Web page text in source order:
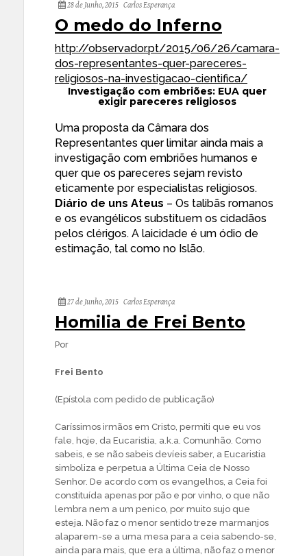
28 de Junho, 2015 Carlos Esperança
O medo do Inferno
http://observador.pt/2015/06/26/camara-
dos-representantes-quer-pareceres-
religiosos-na-investigacao-cientifica/
Investigação com embriões: EUA quer
exigir pareceres religiosos
Uma proposta da Câmara dos
Representantes quer limitar ainda mais a
investigação com embriões humanos e
quer que os pareceres sejam revisto
eticamente por especialistas religiosos.
Diário de uns Ateus – Os talibãs romanos
e os evangélicos substituem os cidadãos
pelos clérigos. A laicidade é um ódio de
estimação, tal como no Islão.
27 de Junho, 2015 Carlos Esperança
Homilia de Frei Bento
Por
Frei Bento
(Epístola com pedido de publicação)
Caríssimos irmãos em Cristo, permiti que eu vos
fale, hoje, da Eucaristia, a.k.a. Comunhão. Como
sabeis, e se não sabeis devíeis saber, a Eucaristia
simboliza e perpetua a Última Ceia de Nosso
Senhor. De acordo com os evangelhos, a Ceia foi
constituída apenas por pão e por vinho, o que não
lembra nem a um penico, por muito sujo que
esteja. Não faz o menor sentido treze marmanjos
alaparem-se a uma mesa para a ceia sabendo-se,
ainda para mais, que era a última, não faz o menor